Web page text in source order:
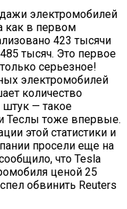
электромобилей
как в первом
423 тысячи
тысяч. Это первое
серьезное!
электромобилей
количество
штук — такое
Теслы тоже впервые.
этой статистики и
просели еще на
что Tesla
ценой 25
обвинить Reuters